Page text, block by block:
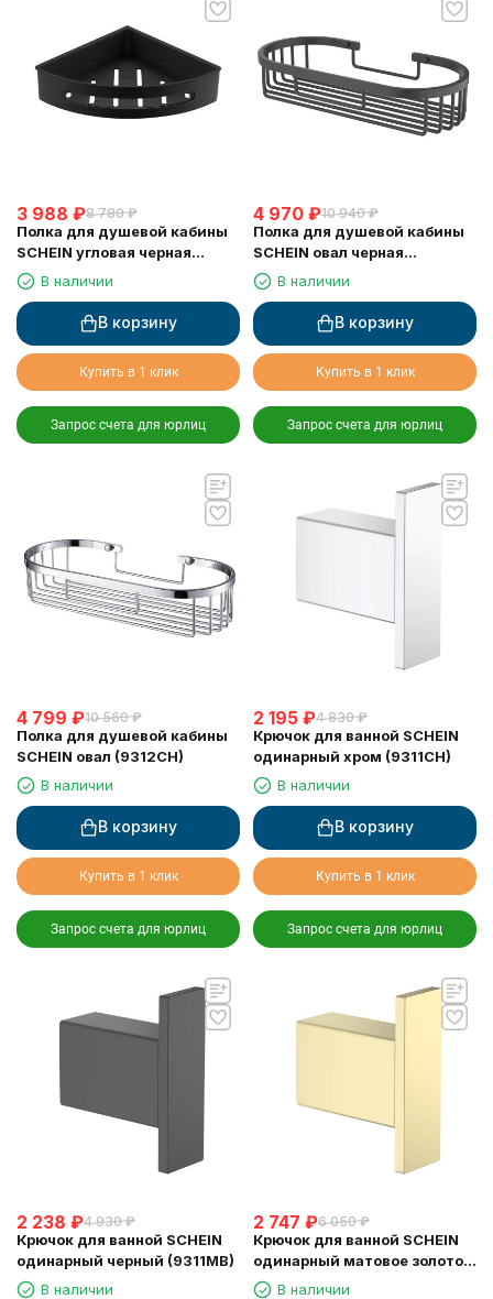
3 988 ₽8 780 ₽
Полка для душевой кабины
SCHEIN угловая черная
(9326MB)
В наличии
В корзину
Купить в 1 клик
Запрос счета для юрлиц
4 970 ₽10 940 ₽
Полка для душевой кабины
SCHEIN овал черная
(9312MB)
В наличии
В корзину
Купить в 1 клик
Запрос счета для юрлиц
4 799 ₽10 560 ₽
Полка для душевой кабины
SCHEIN овал (9312CH)
В наличии
В корзину
Купить в 1 клик
Запрос счета для юрлиц
2 195 ₽4 830 ₽
Крючок для ванной SCHEIN
одинарный хром (9311CH)
В наличии
В корзину
Купить в 1 клик
Запрос счета для юрлиц
2 238 ₽4 930 ₽
Крючок для ванной SCHEIN
одинарный черный (9311MB)
В наличии
2 747 ₽6 050 ₽
Крючок для ванной SCHEIN
одинарный матовое золото
(9311BG)
В наличии